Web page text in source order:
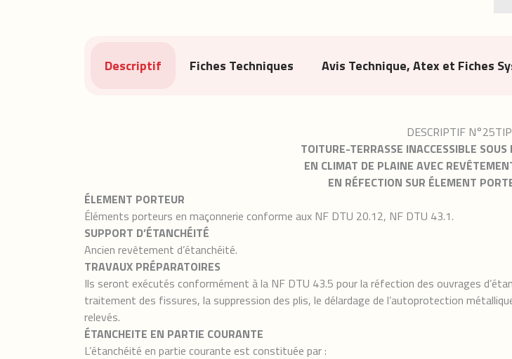
Descriptif Fiches Techniques Avis Technique, Atex et Fiches
DESCRIPTIF
TOITURE-TERRASSE INACCESSIBLE
EN CLIMAT DE PLAINE AVEC
EN RÉFECTION SUR ÉLEMENT
ÉLEMENT PORTEUR
Éléments porteurs en maçonnerie conforme aux NF DTU 20.12, NF DTU 43.1.
SUPPORT D’ÉTANCHÉITÉ
Ancien revêtement d’étanchéité.
TRAVAUX PRÉPARATOIRES
Ils seront exécutés conformément à la NF DTU 43.5 pour la réfection des ouvrages
traitement des fissures, la suppression des plis, le délardage de l’autoprotection
relevés.
ÉTANCHEITE EN PARTIE COURANTE
L’étanchéité en partie courante est constituée par :